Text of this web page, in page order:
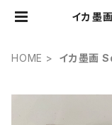
イカ
HOME イカ墨画